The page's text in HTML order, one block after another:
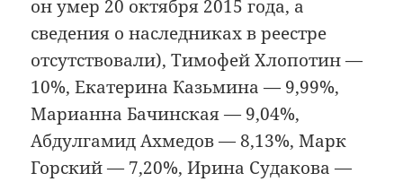
он умер 20 октября 2015 года, а
сведения о наследниках в реестре
отсутствовали), Тимофей Хлопотин —
10%, Екатерина Казьмина — 9,99%,
Марианна Бачинская — 9,04%,
Абдулгамид Ахмедов — 8,13%, Марк
Горский — 7,20%, Ирина Судакова —